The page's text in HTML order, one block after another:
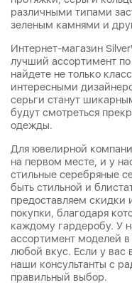
различными типами
зеленым камнями и
Интернет-магазин
лучший ассортимент
найдете не только
интересными
серьги станут
будут смотреться
одежды.
Для ювелирной
на первом месте, и у
стильные серебряные
быть стильной и
предоставляем скидки
покупки, благодаря
каждому гардеробу. У
ассортимент моделей в
любой вкус. Если у вас
наши консультанты с
правильный выбор.